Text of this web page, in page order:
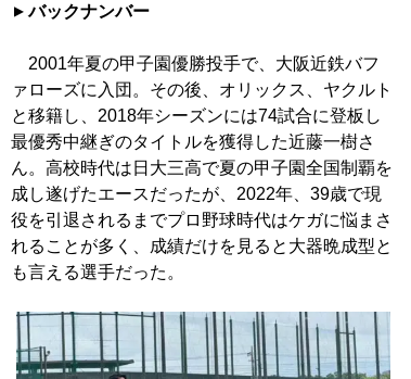
バックナンバー
2001年夏の甲子園優勝投手で、大阪近鉄バフ
ァローズに入団。その後、オリックス、ヤクルト
と移籍し、2018年シーズンには74試合に登板し
最優秀中継ぎのタイトルを獲得した近藤一樹さ
ん。高校時代は日大三高で夏の甲子園全国制覇を
成し遂げたエースだったが、2022年、39歳で現
役を引退されるまでプロ野球時代はケガに悩まさ
れることが多く、成績だけを見ると大器晩成型と
も言える選手だった。